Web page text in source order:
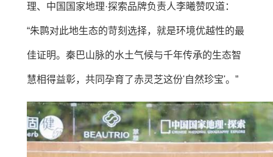
理、中国国家地理·探索品牌负责人李曦赞叹道：
“朱鹮对此地生态的苛刻选择，就是环境优越性的最
佳证明。秦巴山脉的水土气候与千年传承的生态智
慧相得益彰，共同孕育了赤灵芝这份'自然珍宝'。”